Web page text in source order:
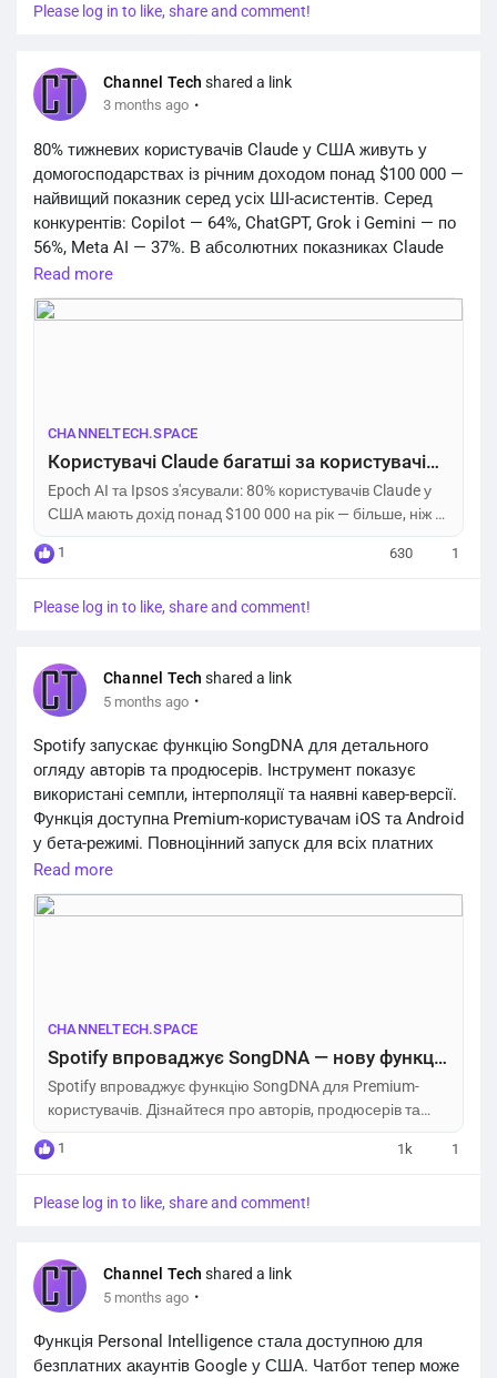
Please log in to like, share and comment!
Channel Tech shared a link
3 months ago ·
80% тижневих користувачів Claude у США живуть у
домогосподарствах із річним доходом понад $100 000 —
найвищий показник серед усіх ШІ-асистентів. Серед
конкурентів: Copilot — 64%, ChatGPT, Grok і Gemini — по
56%, Meta AI — 37%. В абсолютних показниках Claude
охоплює лише 6% заможних користувачів, тоді як
ChatGPT — 37%. 44% заможних американців не
користуються ШІ-інструментами взагалі.
Read more
CHANNELTECH.SPACE
Користувачі Claude багатші за користувачів ChatGPT і Gemini — дослідження – Channel Tech
Epoch AI та Ipsos з'ясували: 80% користувачів Claude у
США мають дохід понад $100 000 на рік — більше, ніж у
ChatGPT, Gemini чи Meta AI.
1 630 1
Please log in to like, share and comment!
Channel Tech shared a link
5 months ago ·
Spotify запускає функцію SongDNA для детального
огляду авторів та продюсерів. Інструмент показує
використані семпли, інтерполяції та наявні кавер-версії.
Функція доступна Premium-користувачам iOS та Android
у бета-режимі. Повноцінний запуск для всіх платних
підписників відбудеться у квітні 2026 року.
https://channeltech.space/services/spotify-songdna-
feature-premium-us...
Read more
CHANNELTECH.SPACE
Spotify впроваджує SongDNA — нову функцію для аналізу треків – Channel Tech
Spotify впроваджує функцію SongDNA для Premium-
користувачів. Дізнайтеся про авторів, продюсерів та
семпли у ваших улюблених треках.
1 1k 1
Please log in to like, share and comment!
Channel Tech shared a link
5 months ago ·
Функція Personal Intelligence стала доступною для
безплатних акаунтів Google у США. Чатбот тепер може